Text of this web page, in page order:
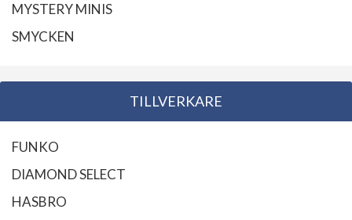
MYSTERY MINIS
SMYCKEN
TILLVERKARE
FUNKO
DIAMOND SELECT
HASBRO